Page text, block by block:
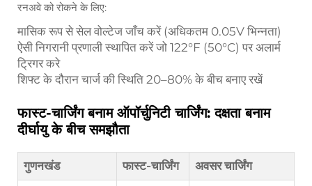
रनअवे को रोकने के लिए:
मासिक रूप से सेल वोल्टेज जाँच करें (अधिकतम 0.05V भिन्नता)
ऐसी निगरानी प्रणाली स्थापित करें जो 122°F (50°C) पर अलार्म
ट्रिगर करे
शिफ्ट के दौरान चार्ज की स्थिति 20–80% के बीच बनाए रखें
फास्ट-चार्जिंग बनाम ऑपॉर्चुनिटी चार्जिंग: दक्षता बनाम
दीर्घायु के बीच समझौता
गुणनखंड फास्ट-चार्जिंग
अवसर चार्जिंग